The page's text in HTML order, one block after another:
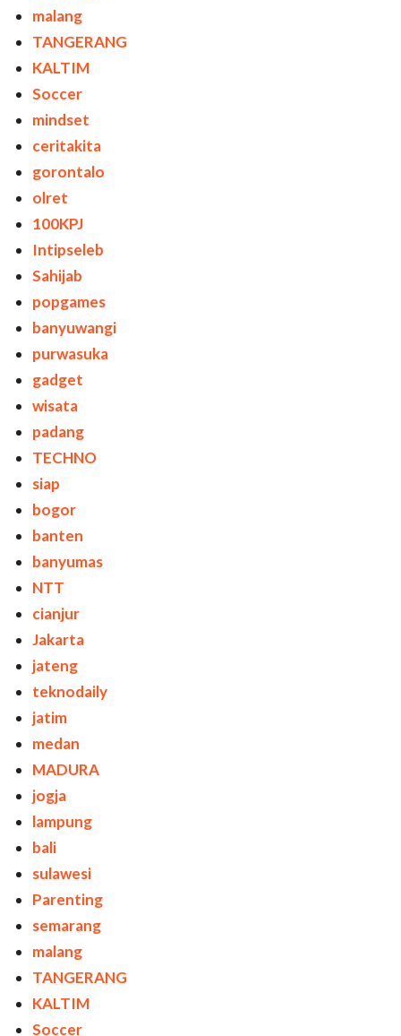
malang
TANGERANG
KALTIM
Soccer
mindset
ceritakita
gorontalo
olret
100KPJ
Intipseleb
Sahijab
popgames
banyuwangi
purwasuka
gadget
wisata
padang
TECHNO
siap
bogor
banten
banyumas
NTT
cianjur
Jakarta
jateng
teknodaily
jatim
medan
MADURA
jogja
lampung
bali
sulawesi
Parenting
semarang
malang
TANGERANG
KALTIM
Soccer